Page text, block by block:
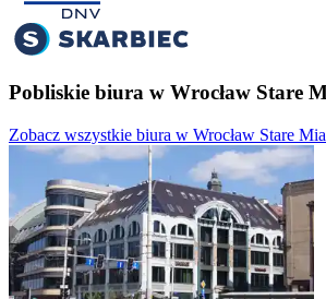
Pobliskie biura w Wrocław Stare
Zobacz wszystkie biura w Wrocław Stare